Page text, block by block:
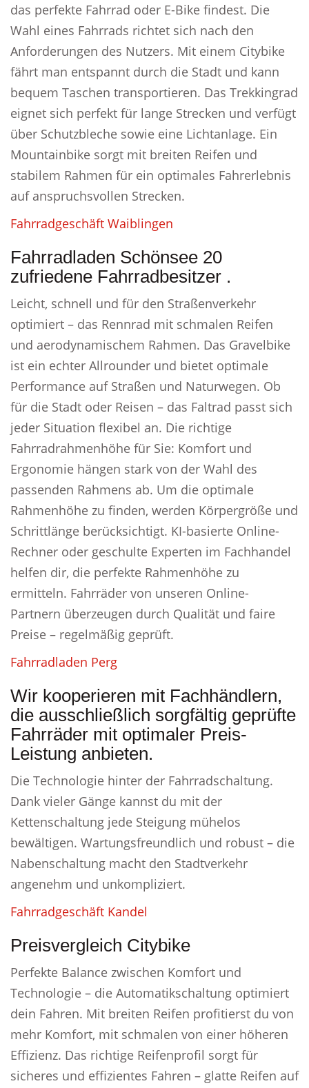
das perfekte Fahrrad oder E-Bike findest. Die
Wahl eines Fahrrads richtet sich nach den
Anforderungen des Nutzers. Mit einem Citybike
fährt man entspannt durch die Stadt und kann
bequem Taschen transportieren. Das Trekkingrad
eignet sich perfekt für lange Strecken und verfügt
über Schutzbleche sowie eine Lichtanlage. Ein
Mountainbike sorgt mit breiten Reifen und
stabilem Rahmen für ein optimales Fahrerlebnis
auf anspruchsvollen Strecken.
Fahrradgeschäft Waiblingen
Fahrradladen Schönsee 20
zufriedene Fahrradbesitzer .
Leicht, schnell und für den Straßenverkehr
optimiert – das Rennrad mit schmalen Reifen
und aerodynamischem Rahmen. Das Gravelbike
ist ein echter Allrounder und bietet optimale
Performance auf Straßen und Naturwegen. Ob
für die Stadt oder Reisen – das Faltrad passt sich
jeder Situation flexibel an. Die richtige
Fahrradrahmenhöhe für Sie: Komfort und
Ergonomie hängen stark von der Wahl des
passenden Rahmens ab. Um die optimale
Rahmenhöhe zu finden, werden Körpergröße und
Schrittlänge berücksichtigt. KI-basierte Online-
Rechner oder geschulte Experten im Fachhandel
helfen dir, die perfekte Rahmenhöhe zu
ermitteln. Fahrräder von unseren Online-
Partnern überzeugen durch Qualität und faire
Preise – regelmäßig geprüft.
Fahrradladen Perg
Wir kooperieren mit Fachhändlern,
die ausschließlich sorgfältig geprüfte
Fahrräder mit optimaler Preis-
Leistung anbieten.
Die Technologie hinter der Fahrradschaltung.
Dank vieler Gänge kannst du mit der
Kettenschaltung jede Steigung mühelos
bewältigen. Wartungsfreundlich und robust – die
Nabenschaltung macht den Stadtverkehr
angenehm und unkompliziert.
Fahrradgeschäft Kandel
Preisvergleich Citybike
Perfekte Balance zwischen Komfort und
Technologie – die Automatikschaltung optimiert
dein Fahren. Mit breiten Reifen profitierst du von
mehr Komfort, mit schmalen von einer höheren
Effizienz. Das richtige Reifenprofil sorgt für
sicheres und effizientes Fahren – glatte Reifen auf